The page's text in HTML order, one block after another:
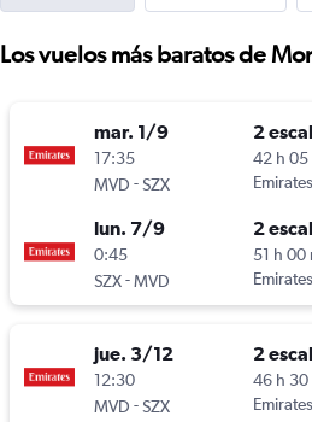
Los vuelos más baratos de
mar. 1/9
17:35
MVD -SZX
2
42 h 05
Emirates
lun. 7/9
0:45
SZX-MVD
2
51 h 00
Emirates
jue. 3/12
12:30
MVD -SZX
2
46 h 30
Emirates